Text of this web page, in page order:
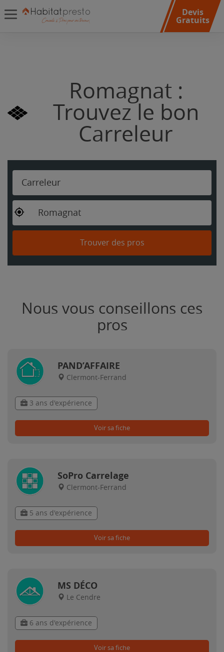
Devis
Gratuits
Romagnat :
Trouvez le bon
Carreleur
Carreleur
Romagnat
Trouver des pros
Nous vous conseillons ces
pros
PAND’AFFAIRE
Clermont-Ferrand
3 ans d'expérience
Voir sa fiche
SoPro Carrelage
Clermont-Ferrand
5 ans d'expérience
Voir sa fiche
MS DÉCO
Le Cendre
6 ans d'expérience
Voir sa fiche